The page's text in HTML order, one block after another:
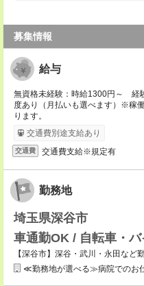
募集情報
給与
無資格未経験：時給1300円～ 経
度あり（月払いも選べます）※稼
ります。
交通費別途支給あり
交通費 交通費支給※規定有
勤務地
埼玉県深谷市
車通勤OK / 自転車・
【深谷市】深谷・武川・永田など
≪勤務地が選べる≫病院でのお